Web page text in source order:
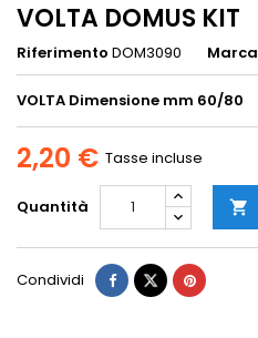
VOLTA DOMUS KIT
Riferimento DOM3090 Marca
VOLTA Dimensione mm 60/80
2,20 € Tasse incluse
Quantità 
Condividi